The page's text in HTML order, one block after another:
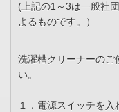
(上記の1～3は一般社
よるものです。）
洗濯槽クリーナーのご
い。
１．電源スイッチを